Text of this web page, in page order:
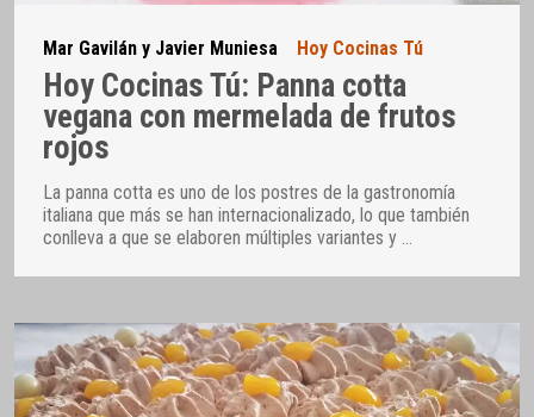
Mar Gavilán y Javier Muniesa Hoy Cocinas Tú
Hoy Cocinas Tú: Panna cotta
vegana con mermelada de frutos
rojos
La panna cotta es uno de los postres de la gastronomía
italiana que más se han internacionalizado, lo que también
conlleva a que se elaboren múltiples variantes y